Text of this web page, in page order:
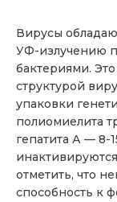
Вирусы
УФ-излучению
бактериями.
структурой
упаковки
полиомиелита
гепатита А — 8-
отметить, что
способность к